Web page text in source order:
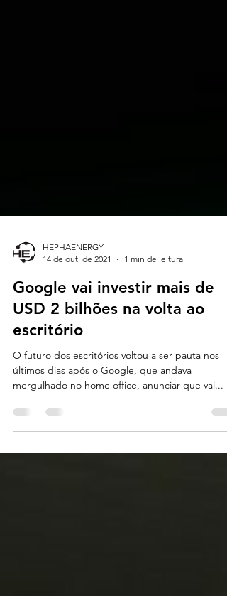
14 de out. de 2021
1 min de leitura
Google vai investir mais de
USD 2 bilhões na volta ao
escritório
O futuro dos escritórios voltou a ser pauta nos
mergulhado no home office, anunciar que vai...